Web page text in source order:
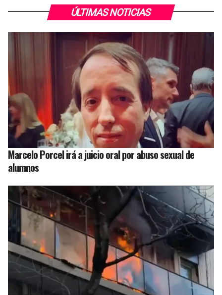
ÚLTIMAS NOTICIAS
Marcelo Porcel irá a juicio oral por abuso sexual de
alumnos